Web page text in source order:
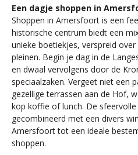
Een dagje shoppen in
Shoppen in Amersfoort is een
historische centrum biedt een
unieke boetiekjes, verspreid
pleinen. Begin je dag in de
en dwaal vervolgens door de
speciaalzaken. Vergeet niet een
gezellige terrassen aan de Hof,
kop koffie of lunch. De
gecombineerd met een divers
Amersfoort tot een ideale
shoppen.